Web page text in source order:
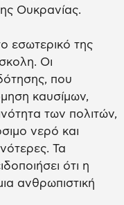
Ουκρανίας.
εσωτερικό της
Οι
που
καυσίμων,
των πολιτών,
νερό και
Τα
ότι η
ανθρωπιστική